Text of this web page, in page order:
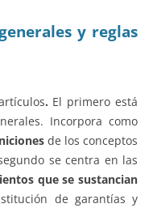
y reglas
. El primero está
Incorpora como
de los conceptos
se centra en las
que se sustancian
de garantías y